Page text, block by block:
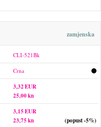
zamjenska
CLI-521Bk
Crna
3,32 EUR
25,00 kn
3,15 EUR
23,75 kn
(popust -5%)